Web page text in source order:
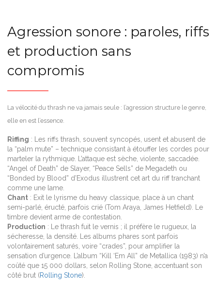
Agression sonore : paroles, riffs
et production sans
compromis
La vélocité du thrash ne va jamais seule : l’agression structure le genre,
elle en est l’essence.
Riffing : Les riffs thrash, souvent syncopés, usent et abusent de
la “palm mute” – technique consistant à étouffer les cordes pour
marteler la rythmique. L’attaque est sèche, violente, saccadée.
“Angel of Death” de Slayer, “Peace Sells” de Megadeth ou
“Bonded by Blood” d’Exodus illustrent cet art du riff tranchant
comme une lame.
Chant : Exit le lyrisme du heavy classique, place à un chant
semi-parlé, éructé, parfois crié (Tom Araya, James Hetfield). Le
timbre devient arme de contestation.
Production : Le thrash fuit le vernis ; il préfère le rugueux, la
sécheresse, la densité. Les albums phares sont parfois
volontairement saturés, voire “crades”, pour amplifier la
sensation d’urgence. L’album “Kill ‘Em All” de Metallica (1983) n’a
coûté que 15 000 dollars, selon Rolling Stone, accentuant son
côté brut (Rolling Stone).